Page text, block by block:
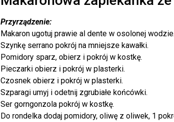
Przyrządzenie:
Makaron ugotuj prawie al dente w osolonej wodzie.
Szynkę serrano pokrój na mniejsze kawałki.
Pomidory sparz, obierz i pokrój w kostkę.
Pieczarki obierz i pokrój w plasterki.
Czosnek obierz i pokrój w plasterki.
Szparagi umyj i odetnij zgrubiałe końcówki.
Ser gorngonzola pokrój w kostkę.
Do rondelka dodaj pomidory, oliwę z oliwek, 1